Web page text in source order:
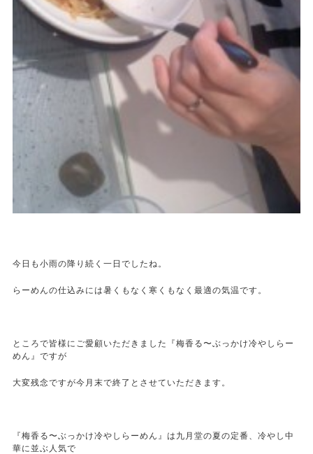
今日も小雨の降り続く一日でしたね。
らーめんの仕込みには暑くもなく寒くもなく最適の気温です。
ところで皆様にご愛顧いただきました『梅香る〜ぶっかけ冷やしらー
めん』ですが
大変残念ですが今月末で終了とさせていただきます。
『梅香る〜ぶっかけ冷やしらーめん』は九月堂の夏の定番、冷やし中
華に並ぶ人気で